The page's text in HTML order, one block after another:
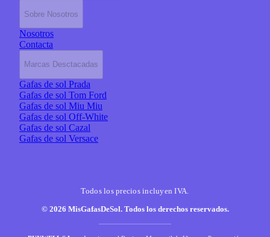
Sobre Nosotros
Nosotros
Contacta
Marcas Desctacadas
Gafas de sol Prada
Gafas de sol Tom Ford
Gafas de sol Miu Miu
Gafas de sol Off-White
Gafas de sol Cazal
Gafas de sol Versace
Todos los precios incluyen IVA.
© 2026 MisGafasDeSol. Todos los derechos reservados.